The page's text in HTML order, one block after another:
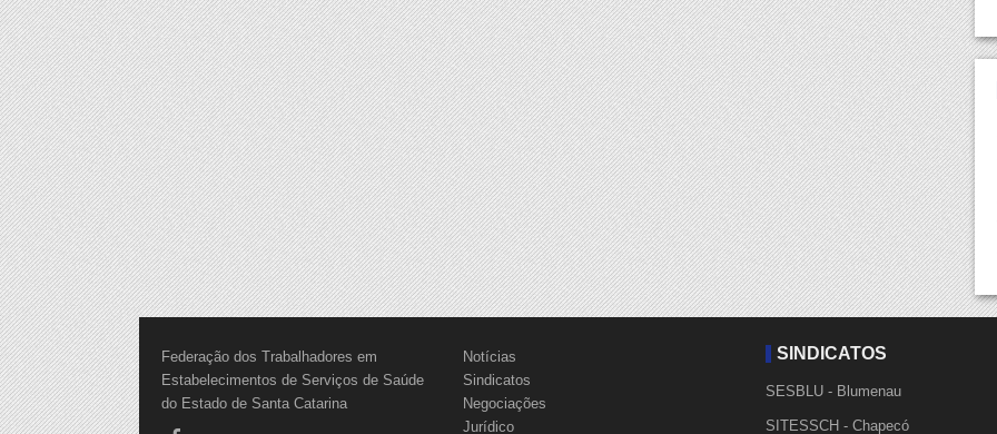
Federação dos Trabalhadores em
Estabelecimentos de Serviços de Saúde
do Estado de Santa Catarina
Notícias
Sindicatos
Negociações
Jurídico
SINDICATOS
SESBLU - Blumenau
SITESSCH - Chapecó